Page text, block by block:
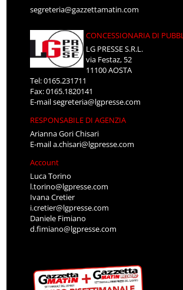
segreteria@gazzettamatin.com
CONCESSIONARIA DI
LG PRESSE S.R.L.
via Festaz, 52
11100 AOSTA
Tel: 0165.231711
Fax: 0165.1820141
E-mailsegreteria@lgpresse.com
RESPONSABILE DI AGENZIA
Arianna Gori Chisari
E-maila.chisari@lgpresse.com
Account
Luca Torino
l.torino@lgpresse.com
Ivana Cretier
i.cretier@lgpresse.com
Daniele Fimiano
d.fimiano@lgpresse.com